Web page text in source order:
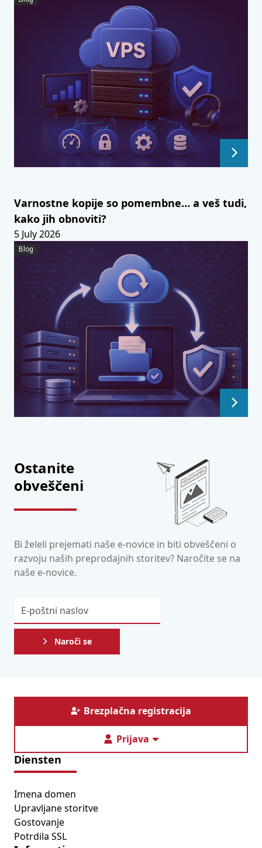
Varnostne kopije so pomembne… a veš tudi,
kako jih obnoviti?
5 July 2026
Blog
Ostanite
obveščeni
Bi želeli prejemati naše e-novice in biti obveščeni o
razvoju naših preprodajnih storitev? Naročite se na
naše e-novice.
Naroči se
Brezplačna registracija
Prijava
Diensten
Imena domen
Upravljane storitve
Gostovanje
Potrdila SSL